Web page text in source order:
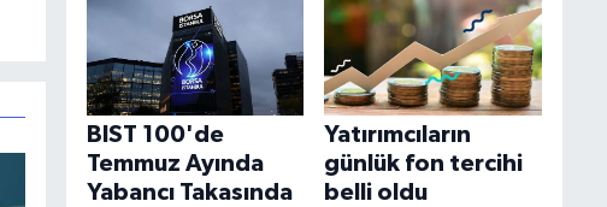
BIST 100'de
Temmuz Ayında
Yabancı Takasında
Yatırımcıların
günlük fon tercihi
belli oldu